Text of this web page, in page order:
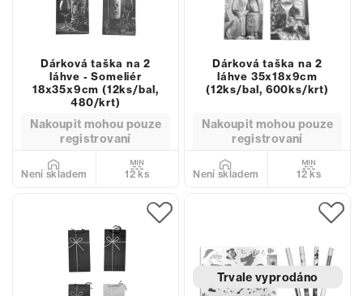
Dárková taška na 2
láhve - Someliér
18x35x9cm (12ks/bal,
480/krt)
Nakoupit mohou pouze
registrovaní
Není skladem 12 ks
Dárková taška na 2
láhve 35x18x9cm
(12ks/bal, 600ks/krt)
Nakoupit mohou pouze
registrovaní
Není skladem 12 ks
Trvale vyprodáno